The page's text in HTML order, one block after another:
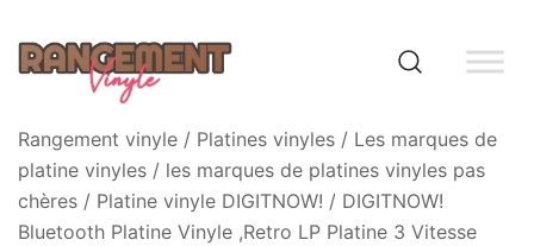
content
Rangement vinyle
Rangement vinyle / Platines vinyles / Les marques de
platine vinyles / les marques de platines vinyles pas
chères / Platine vinyle DIGITNOW! / DIGITNOW!
Bluetooth Platine Vinyle ,Retro LP Platine 3 Vitesse